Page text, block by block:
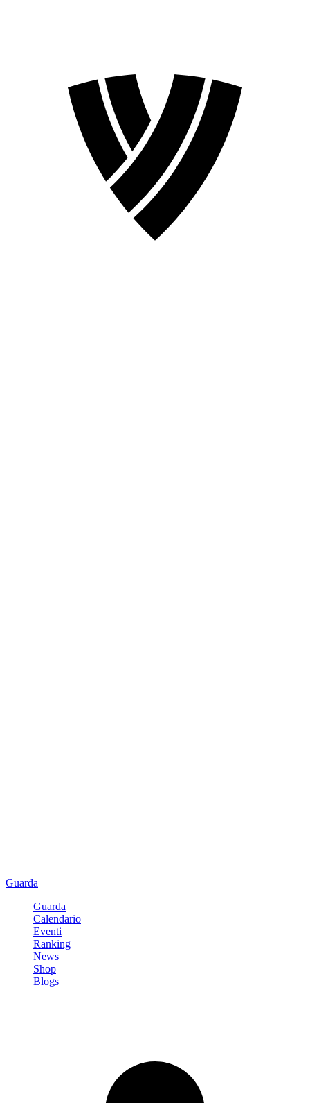
Guarda
Guarda
Calendario
Eventi
Ranking
News
Shop
Blogs